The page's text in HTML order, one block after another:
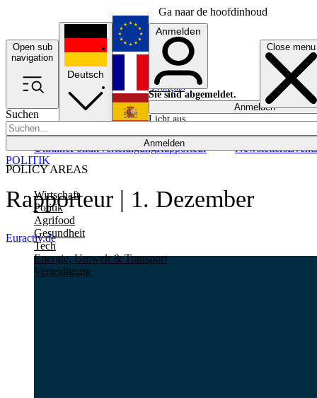
Ga naar de hoofdinhoud
Open sub
navigation
Close menu
Suchen
Anmelden
POLICY AREAS
Wirtschaft
Politik
Agrifood
Gesundheit
Tech
Energie, Umwelt & Transport
Verteidigung
UkrainePolitikVerteidigungRapporteur NewslettersEvents
Deutsch
English
Français
Anmelden
Sie sind abgemeldet.
Anmelden
Licht aus
Rapporteur | 1. Dezember
POLITIK
Euractiv.de